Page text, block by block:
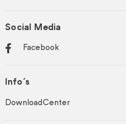
Info´s
DownloadCenter
Social Media
Facebook